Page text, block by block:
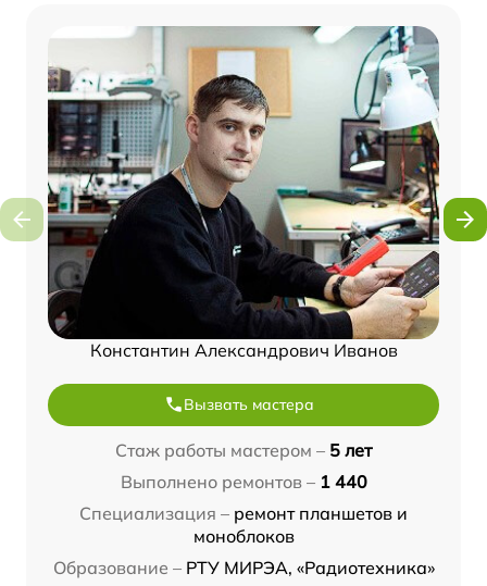
Константин Александрович Иванов
Вызвать мастера
Стаж работы мастером – 5 лет
Выполнено ремонтов – 1 440
Специализация – ремонт планшетов и
моноблоков
Образование – РТУ МИРЭА, «Радиотехника»